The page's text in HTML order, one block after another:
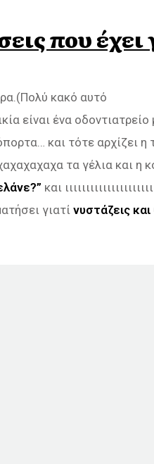
που έχει
κακό αυτό
είναι ένα οδοντιατρείο
και τότε αρχίζει η
χαχαχαχαχα τα γέλια και
και
γιατί νυστάζεις